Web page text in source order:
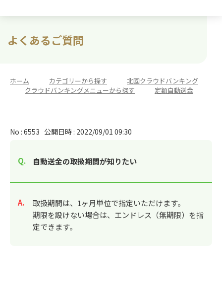
よくあるご質問
ホーム カテゴリーから探す
北國クラウドバンキング
クラウドバンキングメニューから探す 定額自動送金
No : 6553 公開日時 : 2022/09/01 09:30
自動送金の取扱期間が知りたい
回答
取扱期間は、1ヶ月単位で指定いただけます。
期限を設けない場合は、エンドレス（無期限）を指
定できます。